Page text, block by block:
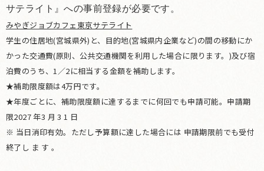
サテライト』への事前登録が必要です。
みやぎジョブカフェ東京サテライト
学生の住居地(宮城県外)と、目的地(宮城県内企業など)の間の移動にか
かった交通費(原則、公共交通機関を利用した場合に限ります。)及び宿
泊費のうち、1／2に相当する金額を補助します。
★補助限度額は4万円です。
★年度ごとに、補助限度額に達するまでに何回でも申請可能。申請期
限2027 年3 月 3 1 日
※ 当日消印有効。ただし予算額に達した場合には 申請期限前でも受付
終了し ま す 。